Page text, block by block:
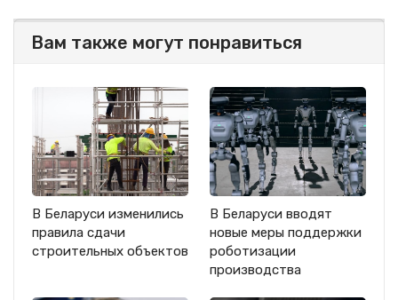
Вам также могут понравиться
В Беларуси изменились
правила сдачи
строительных объектов
В Беларуси вводят
новые меры поддержки
роботизации
производства